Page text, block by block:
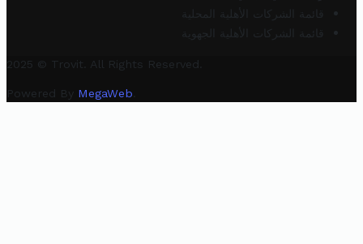
قائمة الشركات الأهلية المحلية
قائمة الشركات الأهلية الجهوية
2025 © Trovit. All Rights Reserved.
Powered By MegaWeb